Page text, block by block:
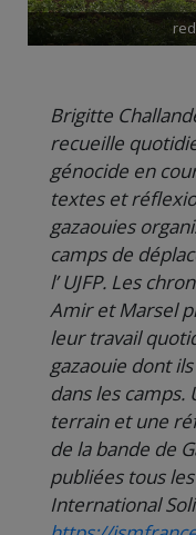
Brigitte
recueille
génocide en
textes et
gazaouies
camps de
l’ UJFP. Les
Amir et Marsel
leur travail
gazaouie dont
dans les
terrain et une
de la bande de
publiées tous
International